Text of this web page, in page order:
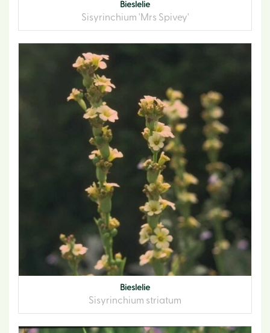
Bieslelie
Sisyrinchium 'Mrs Spivey'
Bieslelie
Sisyrinchium striatum